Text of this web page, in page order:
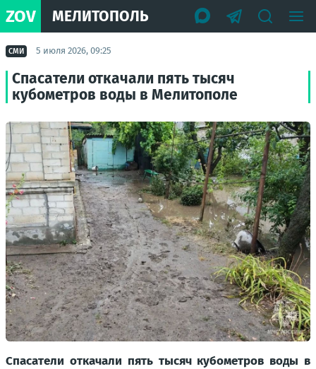
ZOV МЕЛИТОПОЛЬ
СМИ 5 июля 2026, 09:25
Спасатели откачали пять тысяч
кубометров воды в Мелитополе
Спасатели откачали пять тысяч кубометров воды в